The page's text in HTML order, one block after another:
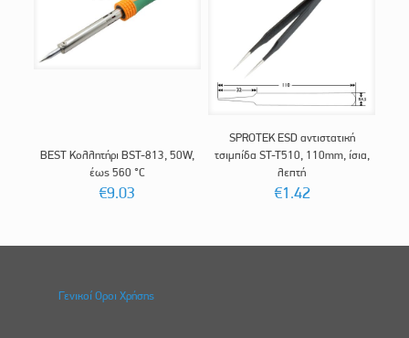
BEST Κολλητήρι BST-813, 50W,
έως 560 °C
€9.03
SPROTEK ESD αντιστατική
τσιμπίδα ST-T510, 110mm, ίσια,
λεπτή
€1.42
Γενικοί Οροι Χρήσης